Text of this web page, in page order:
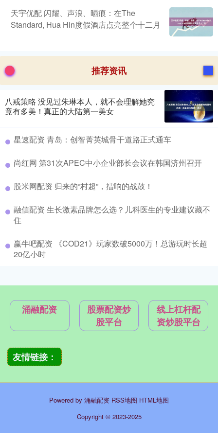
天宇优配 闪耀、声浪、晒痕：在The
Standard, Hua Hin度假酒店点亮整个十二月
推荐资讯
八戒策略 没见过朱琳本人，就不会理解她究
竟有多美！真正的大陆第一美女
星速配资 青岛：创智菁英城骨干道路正式通车
尚红网 第31次APEC中小企业部长会议在韩国济州召开
股米网配资 归来的“村超”，擂响的战鼓！
融信配资 生长激素品牌怎么选？儿科医生的专业建议藏不
住
赢牛吧配资 《COD21》玩家数破5000万！总游玩时长超
20亿小时
涌融配资
股票配资炒
股平台
线上杠杆配
资炒股平台
友情链接：
Powered by 涌融配资 RSS地图 HTML地图
Copyright © 2023-2025